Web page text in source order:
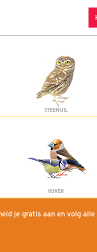
STEENUIL
VIJVER
je gratis aan en volg